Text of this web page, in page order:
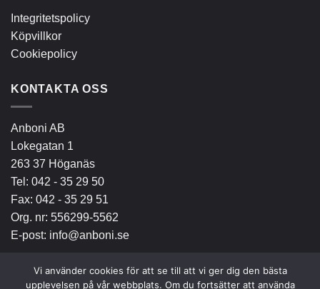
Integritetspolicy
Köpvillkor
Cookiepolicy
KONTAKTA OSS
Anboni AB
Lokegatan 1
263 37 Höganäs
Tel: 042 - 35 29 50
Fax: 042 - 35 29 51
Org. nr: 556299-5562
E-post: info@anboni.se
Vi använder cookies för att se till att vi ger dig den bästa
upplevelsen på vår webbplats. Om du fortsätter att använda